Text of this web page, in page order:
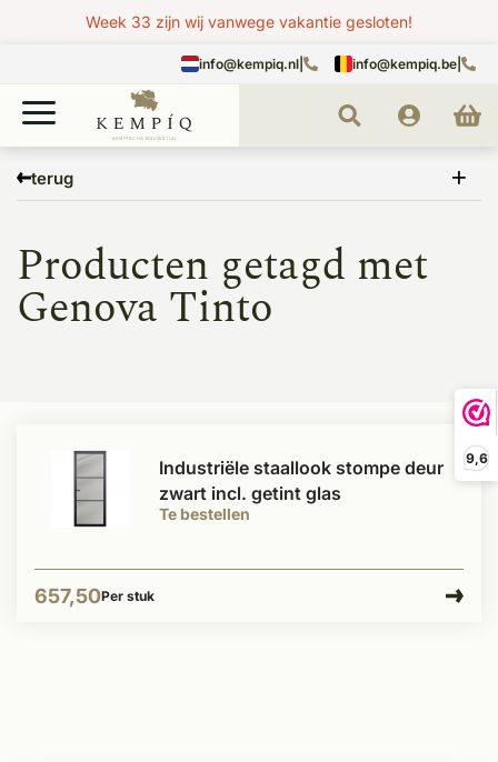
9,6
Week 33 zijn wij vanwege vakantie gesloten!
info@kempiq.nl info@kempiq.be
terug
Genova Tinto
Producten getagd met
Genova Tinto
Te bestellen
Industriële staallook stompe deur
zwart incl. getint glas
657,50Per stuk